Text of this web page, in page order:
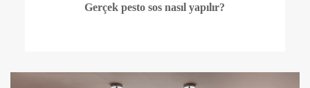
Gerçek pesto sos nasıl yapılır?